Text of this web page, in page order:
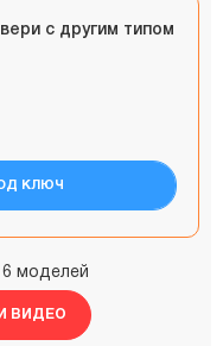
с другим типом
КЛЮЧ
6 моделей
ВИДЕО